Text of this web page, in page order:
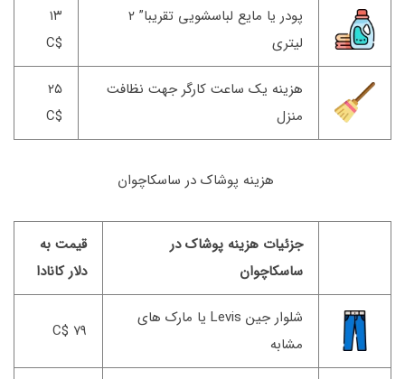
پودر یا مایع لباسشویی تقریبا” ۲
لیتری
۱۳
$C
هزینه یک ساعت کارگر جهت نظافت
منزل
۲۵
$C
هزینه پوشاک در ساسکاچوان
جزئیات هزینه پوشاک در
ساسکاچوان
قیمت به
دلار کانادا
شلوار جین Levis یا مارک های
مشابه
۷۹ $C